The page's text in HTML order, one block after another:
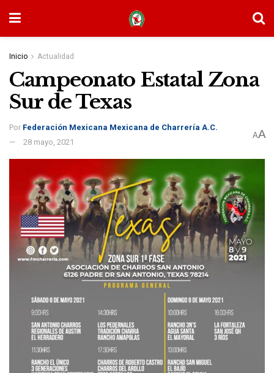
Inicio Actualidad
Campeonato Estatal Zona
Sur de Texas
Por Federación Mexicana Mexicana de Charrería A.C.
28 mayo, 2021
AA